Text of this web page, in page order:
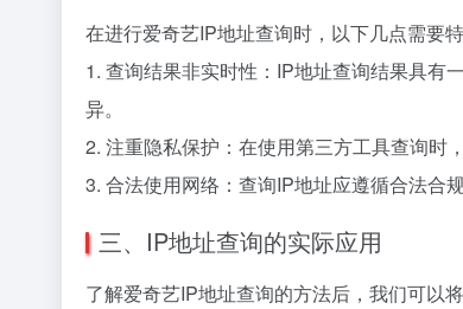
在进行爱奇艺IP地址查询时，以下几点需要
1. 查询结果非实时性：IP地址查询结果具有
异。
2. 注重隐私保护：在使用第三方工具查询时
3. 合法使用网络：查询IP地址应遵循合法合
三、IP地址查询的实际应用
了解爱奇艺IP地址查询的方法后，我们可以